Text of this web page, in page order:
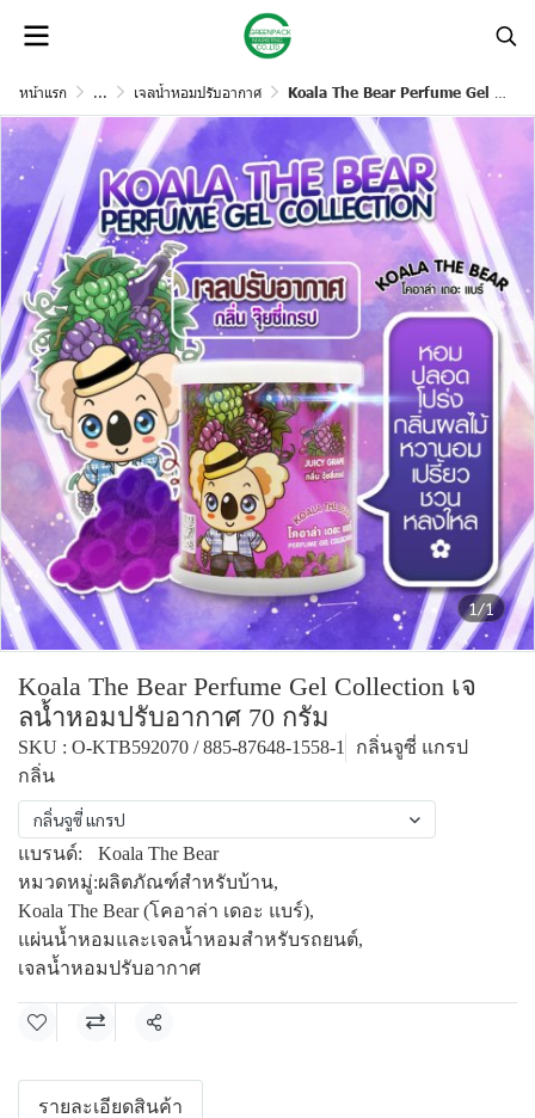
หน้าแรก ... เจลน้ำหอมปรับอากาศ Koala The Bear Perfume Gel Collection เจลน้ำหอมปรับอากาศ 70 กรัม
1/1
Koala The Bear Perfume Gel Collection เจ
ลน้ำหอมปรับอากาศ 70 กรัม
SKU : O-KTB592070 / 885-87648-1558-1
กลิ่นจูซี่ แกรป
กลิ่น
กลิ่นจูซี่ แกรป
แบรนด์:
Koala The Bear
หมวดหมู่:ผลิตภัณฑ์สำหรับบ้าน,
Koala The Bear (โคอาล่า เดอะ แบร์),
แผ่นน้ำหอมและเจลน้ำหอมสำหรับรถยนต์,
เจลน้ำหอมปรับอากาศ
แชร์
รายละเอียดสินค้า